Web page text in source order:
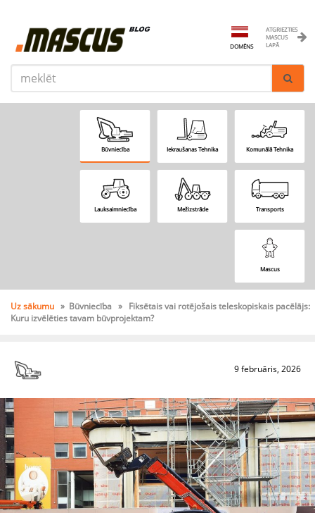
ATGRIEZTIES
MASCUS
LAPĀ
DOMĒNS
Būvniecība Iekraušanas Tehnika Komunālā Tehnika
Lauksaimniecība Mežizstrāde Transports
Mascus
Uz sākumu » Būvniecība » Fiksētais vai rotējošais teleskopiskais pacēlājs:
Kuru izvēlēties tavam būvprojektam?
9 februāris, 2026